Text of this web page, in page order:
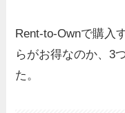
Rent-to-Ownで購入
らがお得なのか、3
た。